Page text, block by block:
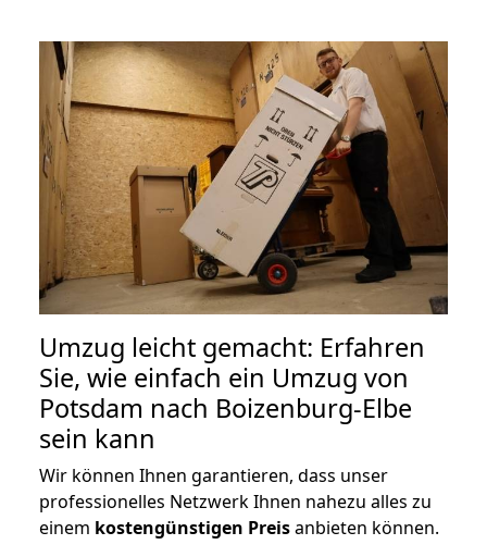
Umzug leicht gemacht: Erfahren
Sie, wie einfach ein Umzug von
Potsdam nach Boizenburg-Elbe
sein kann
Wir können Ihnen garantieren, dass unser
professionelles Netzwerk Ihnen nahezu alles zu
einem kostengünstigen Preisanbieten können.